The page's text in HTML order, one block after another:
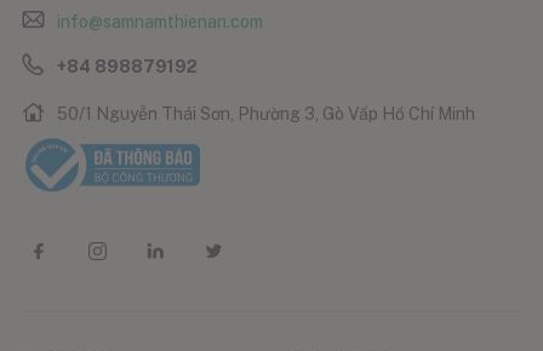
info@samnamthienan.com
+84 898879192
50/1 Nguyễn Thái Sơn, Phường 3, Gò Vấp Hồ Chí Minh